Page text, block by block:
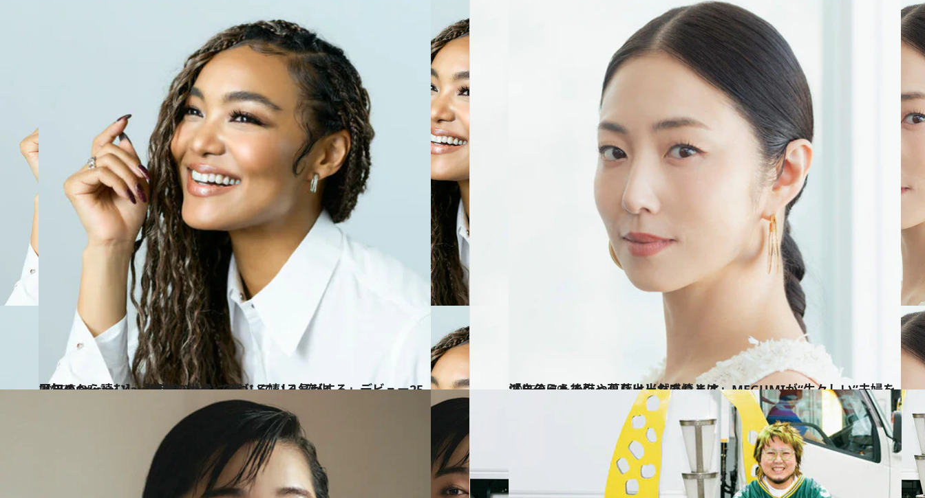
2025.6.25
【初めから読む】「理想の世界に近づいている気がする」デビュー25周年のCrystal Kayが音楽シーンで感じる嬉しい変化
カルチャー 2025.5.29
「自分にも後悔や葛藤は当然あります」MEGUMIが“生々しい”夫婦を演じるうえで引っ張り出した感情とは
カルチャー